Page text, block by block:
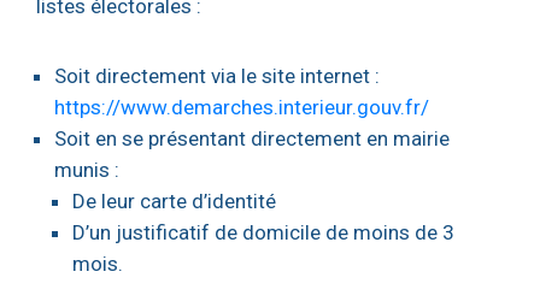
listes électorales :
Soit directement via le site internet :
https://www.demarches.interieur.gouv.fr/
Soit en se présentant directement en mairie
munis :
De leur carte d’identité
D’un justificatif de domicile de moins de 3
mois.